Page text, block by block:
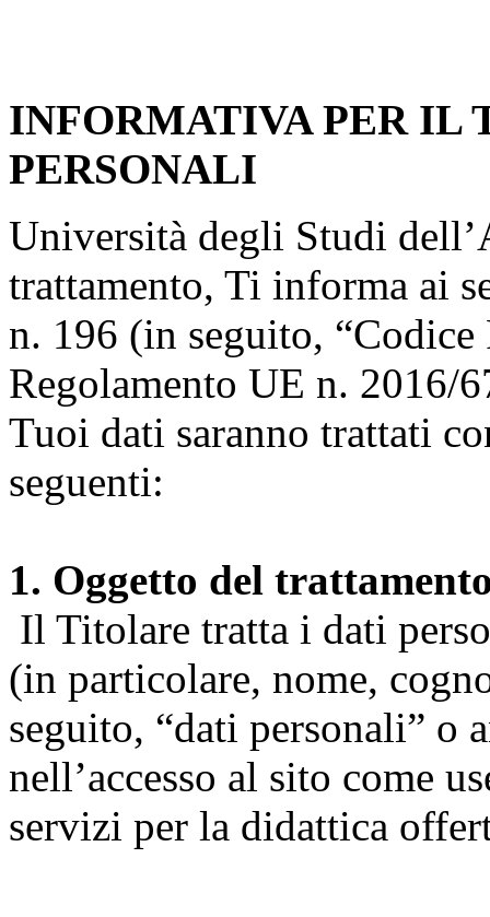
INFORMATIVA PER IL
PERSONALI
Università degli Studi
trattamento, Ti informa ai
n. 196 (in seguito, “Codice
Regolamento UE n. 2016/
Tuoi dati saranno trattati
seguenti:
1. Oggetto del
Il Titolare tratta i dati
(in particolare, nome,
seguito, “dati personali” o
nell’accesso al sito come
servizi per la didattica